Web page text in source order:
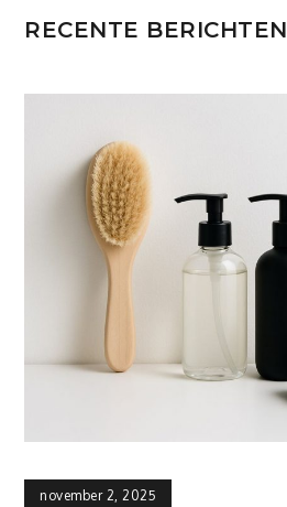
RECENTE BERICHTEN
november 2, 2025